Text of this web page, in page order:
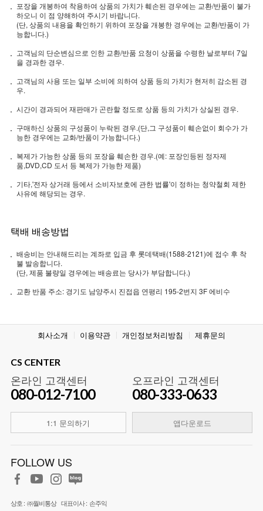
포장을 개봉하여 착용하여 상품의 가치가 훼손된 경우에는 교환/반품이 불가
하오니 이 점 양해하여 주시기 바랍니다.
(단, 상품의 내용을 확인하기 위하여 포장을 개봉한 경우에는 교환/반품이 가
능합니다.)
고객님의 단순변심으로 인한 교환/반품 요청이 상품을 수령한 날로부터 7일
을 경과한 경우.
고객님의 사용 또는 일부 소비에 의하여 상품 등의 가치가 현저히 감소된 경
우.
시간이 경과되어 재판매가 곤란할 정도로 상품 등의 가치가 상실된 경우.
구매하신 상품의 구성품이 누락된 경우.(단,그 구성품이 훼손없이 회수가 가
능한 경우에는 교화/반품이 가능합니다.)
복제가 가능한 상품 등의 포장을 훼손한 경우.(예: 포장인등된 정자제
품,DVD,CD 도서 등 복제가 가능한 제품)
기타,'전자 상거래 등에서 소비자보호에 관한 법률'이 정하는 청약철회 제한
사유에 해당되는 경우.
택배 배송방법
배송비는 안내해드리는 계좌로 입금 후 롯데택배(1588-2121)에 접수 후 착
불 발송합니다.
(단, 제품 불량일 경우에는 배송료는 당사가 부담합니다.)
교환 반품 주소: 경기도 남양주시 진접읍 연평리 195-2번지 3F 에비수
회사소개 이용약관 개인정보처리방침 제휴문의
CS CENTER
온라인 고객센터
080-012-7100
1:1 문의하기
오프라인 고객센터
080-333-0633
앱다운로드
FOLLOW US
상호 : ㈜월비통상 대표이사 : 손주익